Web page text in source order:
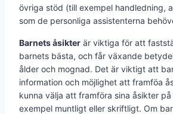
övriga stöd (till exempel handledning,
som de personliga assistenterna
Barnets åsikter är viktiga för att
barnets bästa, och får växande
ålder och mognad. Det är viktigt att
information och möjlighet att framföa
kunna välja att framföra sina åsikter
exempel muntligt eller skriftligt. Om